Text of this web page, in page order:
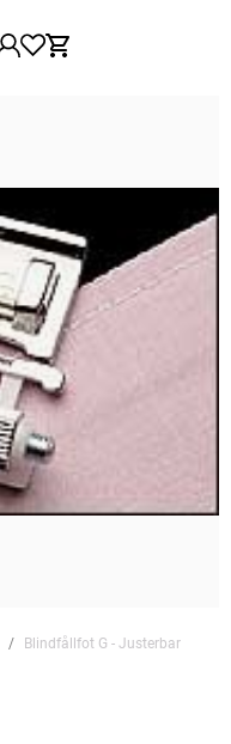
Blindfållfot G - Justerbar